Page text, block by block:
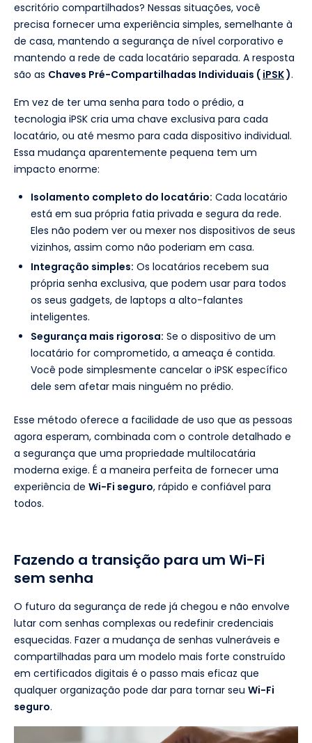
escritório compartilhados? Nessas situações, você
precisa fornecer uma experiência simples, semelhante à
de casa, mantendo a segurança de nível corporativo e
mantendo a rede de cada locatário separada. A resposta
são as Chaves Pré-Compartilhadas Individuais ( iPSK).
Em vez de ter uma senha para todo o prédio, a
tecnologia iPSK cria uma chave exclusiva para cada
locatário, ou até mesmo para cada dispositivo individual.
Essa mudança aparentemente pequena tem um
impacto enorme:
Isolamento completo do locatário: Cada locatário
está em sua própria fatia privada e segura da rede.
Eles não podem ver ou mexer nos dispositivos de seus
vizinhos, assim como não poderiam em casa.
Integração simples: Os locatários recebem sua
própria senha exclusiva, que podem usar para todos
os seus gadgets, de laptops a alto-falantes
inteligentes.
Segurança mais rigorosa: Se o dispositivo de um
locatário for comprometido, a ameaça é contida.
Você pode simplesmente cancelar o iPSK específico
dele sem afetar mais ninguém no prédio.
Esse método oferece a facilidade de uso que as pessoas
agora esperam, combinada com o controle detalhado e
a segurança que uma propriedade multilocatária
moderna exige. É a maneira perfeita de fornecer uma
experiência de Wi-Fi seguro, rápido e confiável para
todos.
Fazendo a transição para um Wi-Fi
sem senha
O futuro da segurança de rede já chegou e não envolve
lutar com senhas complexas ou redefinir credenciais
esquecidas. Fazer a mudança de senhas vulneráveis e
compartilhadas para um modelo mais forte construído
em certificados digitais é o passo mais eficaz que
qualquer organização pode dar para tornar seu Wi-Fi
seguro.